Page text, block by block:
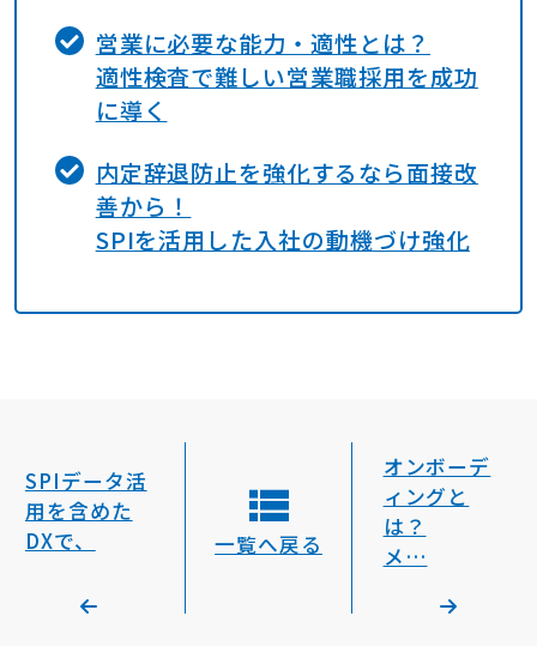
営業に必要な能力・適性とは？
適性検査で難しい営業職採用を成功
に導く
内定辞退防止を強化するなら面接改
善から！
SPIを活用した入社の動機づけ強化
SPIデータ活
用を含めた
DXで、
一覧へ戻る
オンボーデ
ィングと
は？
メ…